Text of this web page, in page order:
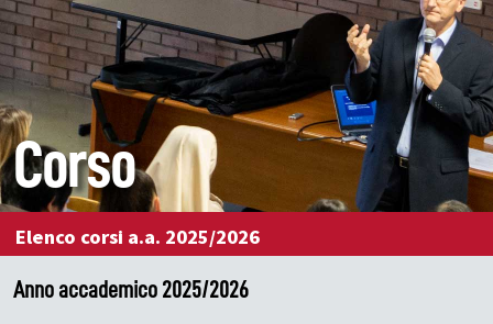
Corso
Elenco corsi a.a. 2025/2026
Anno accademico 2025/2026